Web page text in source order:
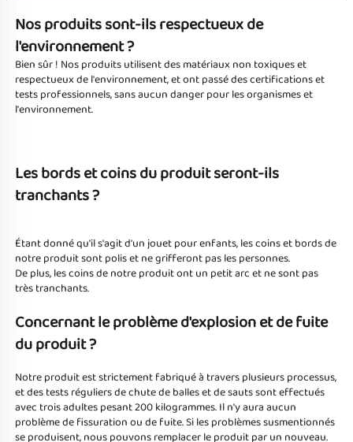
Nos produits sont-ils respectueux de
l'environnement ?
Bien sûr ! Nos produits utilisent des matériaux non toxiques et
respectueux de l'environnement, et ont passé des certifications et
tests professionnels, sans aucun danger pour les organismes et
l'environnement.
Les bords et coins du produit seront-ils
tranchants ?
Étant donné qu'il s'agit d'un jouet pour enfants, les coins et bords de
notre produit sont polis et ne grifferont pas les personnes.
De plus, les coins de notre produit ont un petit arc et ne sont pas
très tranchants.
Concernant le problème d'explosion et de fuite
du produit ?
Notre produit est strictement fabriqué à travers plusieurs processus,
et des tests réguliers de chute de balles et de sauts sont effectués
avec trois adultes pesant 200 kilogrammes. Il n'y aura aucun
problème de fissuration ou de fuite. Si les problèmes susmentionnés
se produisent, nous pouvons remplacer le produit par un nouveau.